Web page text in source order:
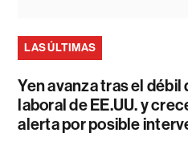
LAS ÚLTIMAS
Yen avanza tras el débil
laboral de EE.UU. y
alerta por posible